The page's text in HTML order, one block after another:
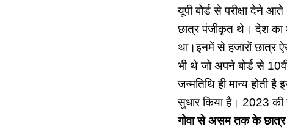
यूपी बोर्ड से परीक्षा देने
छात्र पंजीकृत थे। देश का
था।इनमें से हजारों छात्र ऐसे
भी थे जो अपने बोर्ड से
जन्मतिथि ही मान्य होती
सुधार किया है। 2023 की
गोवा से असम तक के